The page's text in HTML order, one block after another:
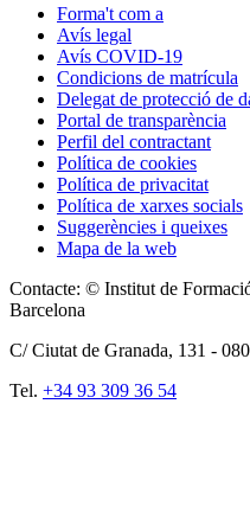
Forma't com a
Avís legal
Avís COVID-19
Condicions de matrícula
Delegat de protecció de
Portal de transparència
Perfil del contractant
Política de cookies
Política de privacitat
Política de xarxes socials
Suggerències i queixes
Mapa de la web
Contacte: © Institut de
Barcelona
C/ Ciutat de Granada, 131 -
Tel. +34 93 309 36 54